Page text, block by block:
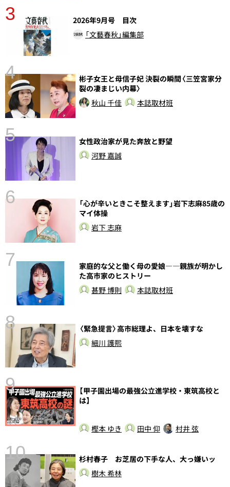
3
2026年9月号 目次
「文藝春秋」編集部
4
彬子女王と母信子妃 決裂の瞬間〈三笠宮家分
裂の凄まじい内幕〉
秋山 千佳
本誌取材班
5
女性政治家が見た奔放と野望
河野 嘉誠
6
「心が辛いときこそ整えます」岩下志麻85歳の
マイ体操
岩下 志麻
7
家庭的な父と働く母の愛娘――親族が明かし
た高市家のヒストリー
甚野 博則
本誌取材班
8
〈緊急提言〉高市総理よ、日本を壊すな
細川 護熙
9
【甲子園出場の最強公立進学校・東筑高校と
は】
樫本 ゆき 田中 仰 村井 弦
10
杉村春子 お芝居の下手な人、大っ嫌いッ
樹木 希林